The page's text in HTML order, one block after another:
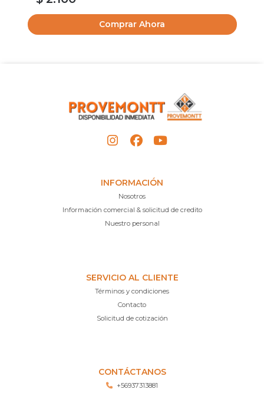
Comprar Ahora
INFORMACIÓN
Nosotros
Información comercial & solicitud de credito
Nuestro personal
SERVICIO AL CLIENTE
Términos y condiciones
Contacto
Solicitud de cotización
CONTÁCTANOS
+56937313881